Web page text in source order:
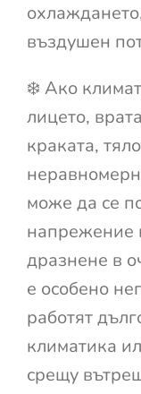
въздушен
❄️ Ако
лицето,
краката,
може да се
напрежение
дразнене в
е особено
работят
климатика
срещу